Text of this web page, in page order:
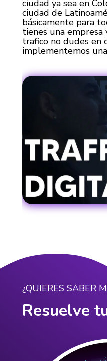
ciudad ya sea en
ciudad de
básicamente para
tienes una empresa
trafico no dudes en
implementemos
¿QUIERES SABER
Resuelve